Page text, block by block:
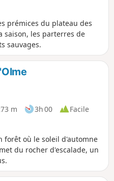
prémices du plateau des
saison, les parterres de
sauvages.
m 3h 00
Facile
forêt où le soleil d'automne
du rocher d'escalade, un